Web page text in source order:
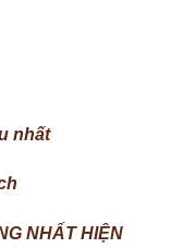
nhất
NHẤT HIỆN